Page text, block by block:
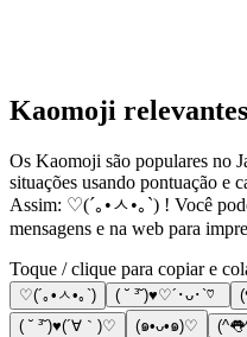
Kaomoji relevantes
Os Kaomoji são populares no
situações usando pontuação e
Assim: ♡(´｡•ㅅ•｡`) ! Você
mensagens e na web para
Toque / clique para copiar e
♡(´｡•ㅅ•｡`) ( ˘ ³˘)♥︎♡´･ᴗ･`♡
( ˘ ³˘)♥(´∀｀)♡
(๑•ᴗ•๑)♡